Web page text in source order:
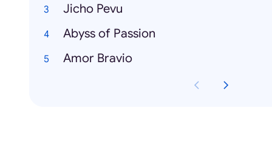
Jicho Pevu
Abyss of Passion
Amor Bravio